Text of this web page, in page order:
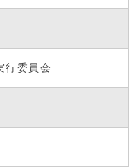
行委員会